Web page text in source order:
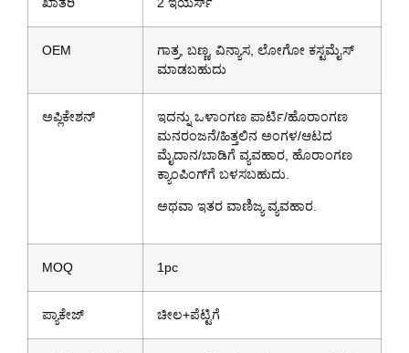
OEM
ಗಾತ್ರ, ಬಣ್ಣ, ವಿನ್ಯಾಸ, ಲೋಗೋ ಕಸ್ಟಮೈಸ್
ಮಾಡಬಹುದು
ಅಪ್ಲಿಕೇಶನ್
ಇದನ್ನು ಒಳಾಂಗಣ ಪಾರ್ಟಿ/ಹೊರಾಂಗಣ
ಮನರಂಜನೆ/ಹಿತ್ತಲಿನ ಅಂಗಳ/ಆಟದ
ಮೈದಾನ/ಬಾಡಿಗೆ ವ್ಯವಹಾರ, ಹೊರಾಂಗಣ
ಕ್ಯಾಂಪಿಂಗ್‌ಗೆ ಬಳಸಬಹುದು.
ಅಥವಾ ಇತರ ವಾಣಿಜ್ಯ ವ್ಯವಹಾರ.
MOQ 1pc
ಪ್ಯಾಕೇಜ್ ಚೀಲ+ಪೆಟ್ಟಿಗೆ